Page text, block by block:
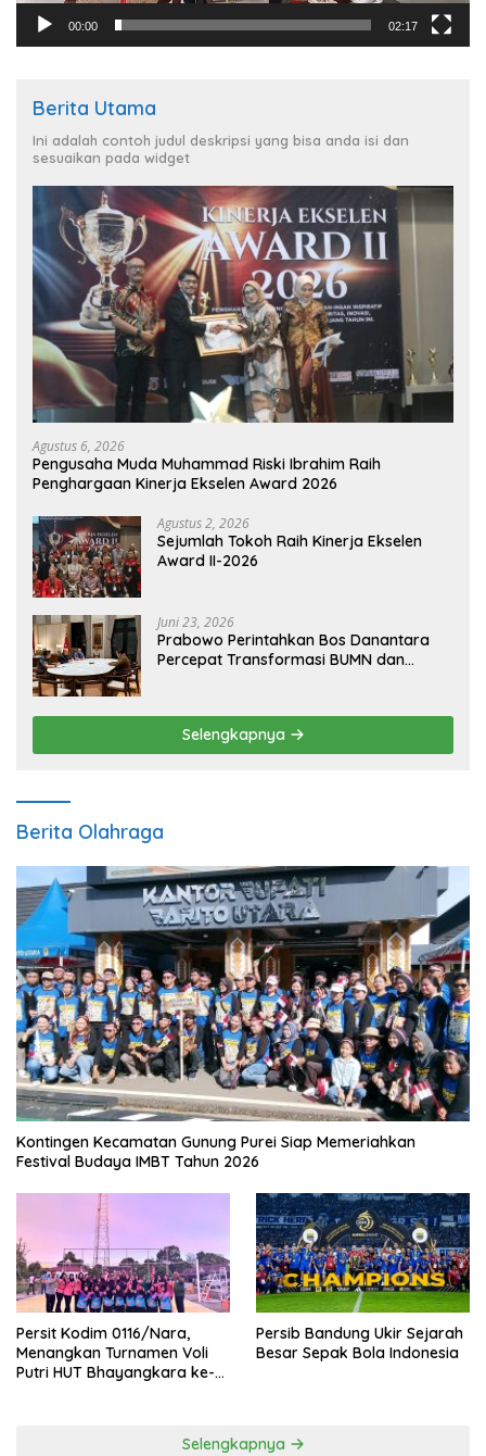
00:00 02:17
Berita Utama
Ini adalah contoh judul deskripsi yang bisa anda isi dan
sesuaikan pada widget
Agustus 6, 2026
Pengusaha Muda Muhammad Riski Ibrahim Raih
Penghargaan Kinerja Ekselen Award 2026
Agustus 2, 2026
Sejumlah Tokoh Raih Kinerja Ekselen
Award II-2026
Juni 23, 2026
Prabowo Perintahkan Bos Danantara
Percepat Transformasi BUMN dan
Selengkapnya
Berita Olahraga
Kontingen Kecamatan Gunung Purei Siap Memeriahkan
Festival Budaya IMBT Tahun 2026
Persit Kodim 0116/Nara,
Menangkan Turnamen Voli
Putri HUT Bhayangkara ke-
Persib Bandung Ukir Sejarah
Besar Sepak Bola Indonesia
Selengkapnya